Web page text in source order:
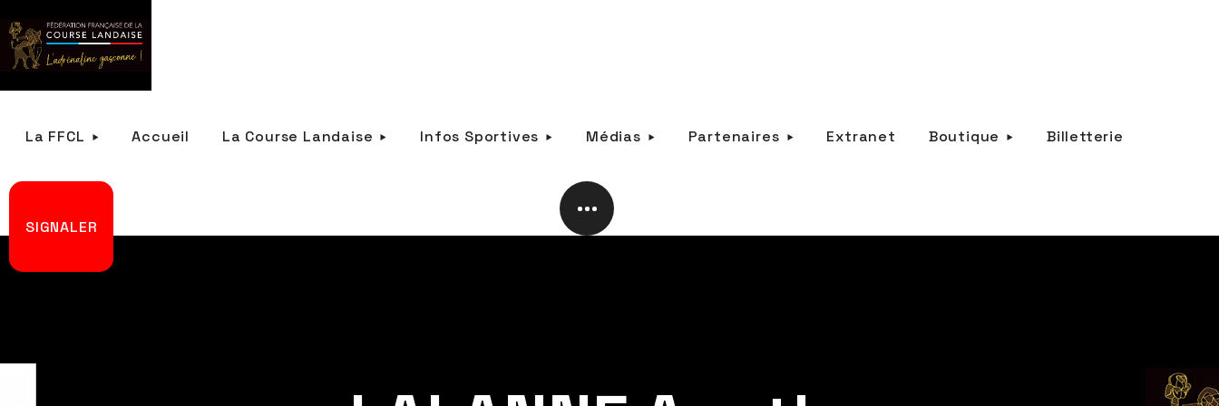
La FFCL Accueil La Course Landaise Infos Sportives Médias Partenaires Extranet Boutique Billetterie
SIGNALER